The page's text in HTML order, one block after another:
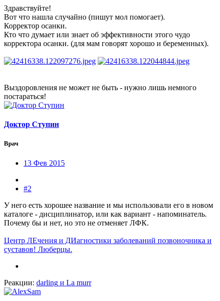
Здравствуйте!
Вот что нашла случайно (пишут мол помогает).
Корректор осанки.
Кто что думает или знает об эффективности этого чудо
корректора осанки. (для мам говорят хорошо и беременных).
Выздоровления не может не быть - нужно лишь немного
постараться!
Доктор Ступин
Врач
13 Фев 2015
#2
У него есть хорошее название и мы использовали его в новом
каталоге - дисциплинатор, или как вариант - напоминатель.
Почему бы и нет, но это не отменяет ЛФК.
Центр ЛЕчения и ДИагностики заболеваний позвоночника и
суставов! Люберцы.
Реакции: darling и La murr